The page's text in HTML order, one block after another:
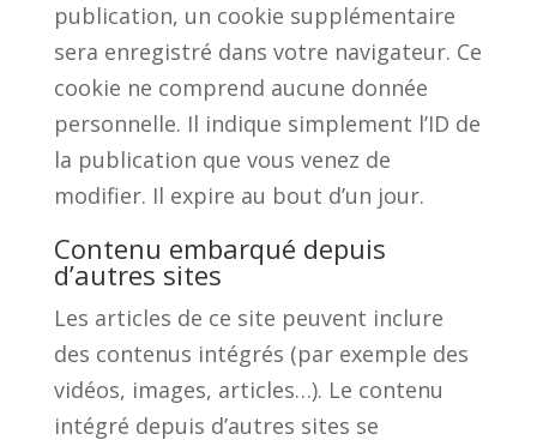
publication, un cookie supplémentaire
sera enregistré dans votre navigateur. Ce
cookie ne comprend aucune donnée
personnelle. Il indique simplement l’ID de
la publication que vous venez de
modifier. Il expire au bout d’un jour.
Contenu embarqué depuis
d’autres sites
Les articles de ce site peuvent inclure
des contenus intégrés (par exemple des
vidéos, images, articles…). Le contenu
intégré depuis d’autres sites se